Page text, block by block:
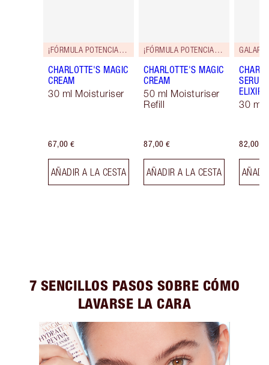
¡FÓRMULA POTENCIADA!
CHARLOTTE'S MAGIC
CREAM
30 ml Moisturiser
67,00 €
AÑADIR A LA CESTA
¡FÓRMULA POTENCIADA!
CHARLOTTE'S MAGIC
CREAM
50 ml Moisturiser
Refill
87,00 €
AÑADIR A LA CESTA
SERUM
ELIXIR
30 ml
82,00 €
7 SENCILLOS PASOS SOBRE CÓMO
LAVARSE LA CARA